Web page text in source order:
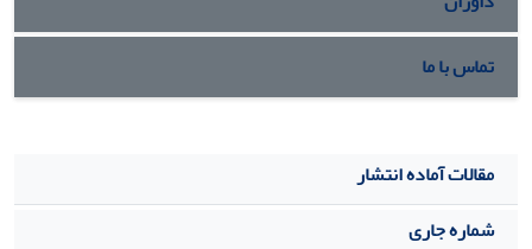
تماس با ما
مقالات آماده انتشار
شماره جاری